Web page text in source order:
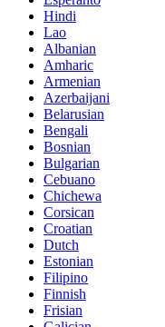
Hindi
Lao
Albanian
Amharic
Armenian
Azerbaijani
Belarusian
Bengali
Bosnian
Bulgarian
Cebuano
Chichewa
Corsican
Croatian
Dutch
Estonian
Filipino
Finnish
Frisian